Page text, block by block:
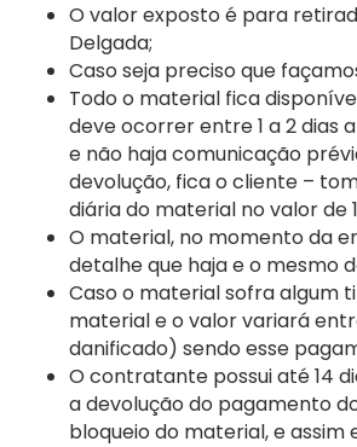
O valor exposto é para
Delgada;
Caso seja preciso que
Todo o material fica
deve ocorrer entre 1 a 2 dias
e não haja comunicação
devolução, fica o cliente –
diária do material no valor de
O material, no momento da
detalhe que haja e o mesmo
Caso o material sofra algum
material e o valor variará
danificado) sendo esse
O contratante possui até 14
a devolução do pagamento
bloqueio do material, e